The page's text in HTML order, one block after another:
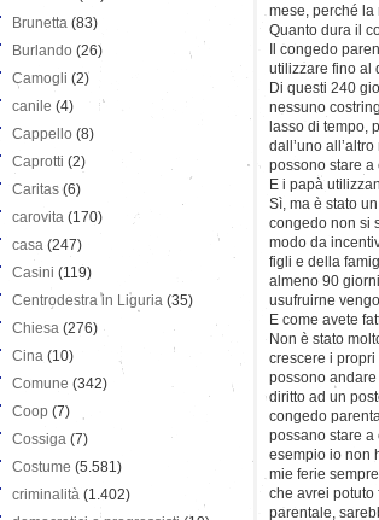
mese, perché
Quanto dura il
Il congedo
utilizzare fino al
Di questi 240
nessuno
lasso di tempo,
dall’uno
possono stare a
E i papà
Sì, ma è stato
congedo non si
modo da
figli e della
almeno 90
usufruirne
E come avete
Non è stato
crescere i
possono
diritto ad un
congedo
possano stare
esempio io non
mie ferie
che avrei
parentale,
Brunetta (83)
Burlando (26)
Camogli (2)
canile (4)
Cappello (8)
Caprotti (2)
Caritas (6)
carovita (170)
casa (247)
Casini (119)
Centrodestra in Liguria (35)
Chiesa (276)
Cina (10)
Comune (342)
Coop (7)
Cossiga (7)
Costume (5.581)
criminalità (1.402)